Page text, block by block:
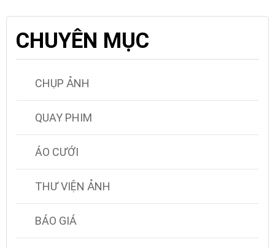
CHUYÊN MỤC
CHỤP ẢNH
QUAY PHIM
ÁO CƯỚI
THƯ VIỆN ẢNH
BÁO GIÁ